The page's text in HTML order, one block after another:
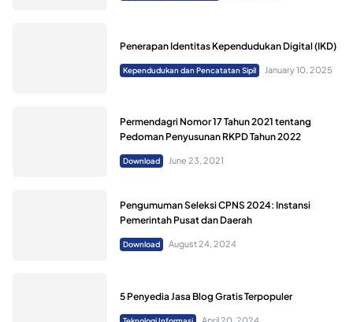
Penerapan Identitas Kependudukan Digital (IKD)
Kependudukan dan Pencatatan Sipil January 10, 2025
Permendagri Nomor 17 Tahun 2021 tentang
Pedoman Penyusunan RKPD Tahun 2022
Download June 23, 2021
Pengumuman Seleksi CPNS 2024: Instansi
Pemerintah Pusat dan Daerah
Download August 24, 2024
5 Penyedia Jasa Blog Gratis Terpopuler